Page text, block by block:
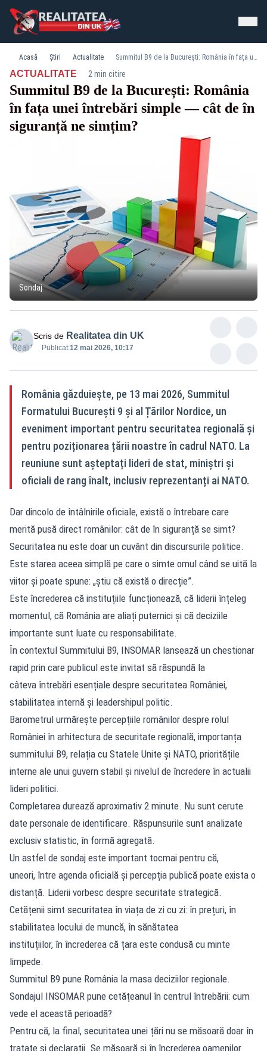
Acasă Știri Actualitate Summitul B9 de la București: România în fața unei întrebări simple — cât de în siguranță ne simțim?
ACTUALITATE· 2 min citire
Summitul B9 de la București: România
în fața unei întrebări simple — cât de în
siguranță ne simțim?
Sondaj
Scris de Realitatea din UK
Publicat:12 mai 2026, 10:17
România găzduiește, pe 13 mai 2026, Summitul
Formatului București 9 și al Țărilor Nordice, un
eveniment important pentru securitatea regională și
pentru poziționarea țării noastre în cadrul NATO. La
reuniune sunt așteptați lideri de stat, miniștri și
oficiali de rang înalt, inclusiv reprezentanți ai NATO.
Dar dincolo de întâlnirile oficiale, există o întrebare care
merită pusă direct românilor: cât de în siguranță se simt?
Securitatea nu este doar un cuvânt din discursurile politice.
Este starea aceea simplă pe care o simte omul când se uită la
viitor și poate spune: „știu că există o direcție”.
Este încrederea că instituțiile funcționează, că liderii înțeleg
momentul, că România are aliați puternici și că deciziile
importante sunt luate cu responsabilitate.
În contextul Summitului B9, INSOMAR lansează un chestionar
rapid prin care publicul este invitat să răspundă la
câteva întrebări esențiale despre securitatea României,
stabilitatea internă și leadershipul politic.
Barometrul urmărește percepțiile românilor despre rolul
României în arhitectura de securitate regională, importanța
summitului B9, relația cu Statele Unite și NATO, prioritățile
interne ale unui guvern stabil și nivelul de încredere în actualii
lideri politici.
Completarea durează aproximativ 2 minute. Nu sunt cerute
date personale de identificare. Răspunsurile sunt analizate
exclusiv statistic, în formă agregată.
Un astfel de sondaj este important tocmai pentru că,
uneori, între agenda oficială și percepția publică poate exista o
distanță. Liderii vorbesc despre securitate strategică.
Cetățenii simt securitatea în viața de zi cu zi: în prețuri, în
stabilitatea locului de muncă, în sănătatea
instituțiilor, în încrederea că țara este condusă cu minte
limpede.
Summitul B9 pune România la masa deciziilor regionale.
Sondajul INSOMAR pune cetățeanul în centrul întrebării: cum
vede el această perioadă?
Pentru că, la final, securitatea unei țări nu se măsoară doar în
tratate și declarații. Se măsoară și în încrederea oamenilor.